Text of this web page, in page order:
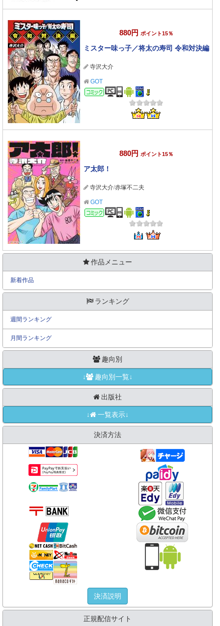
880円 ポイント15％
ミスター味っ子／将太の寿司 令和対決編
寺沢大介
GOT
コミック
880円 ポイント15％
ア太郎！
寺沢大介/赤塚不二夫
GOT
コミック
作品メニュー
新着作品
ランキング
週間ランキング
月間ランキング
趣向別
↓ 趣向別一覧↓
出版社
↓ 一覧表示↓
決済方法
決済説明
正規配信サイト